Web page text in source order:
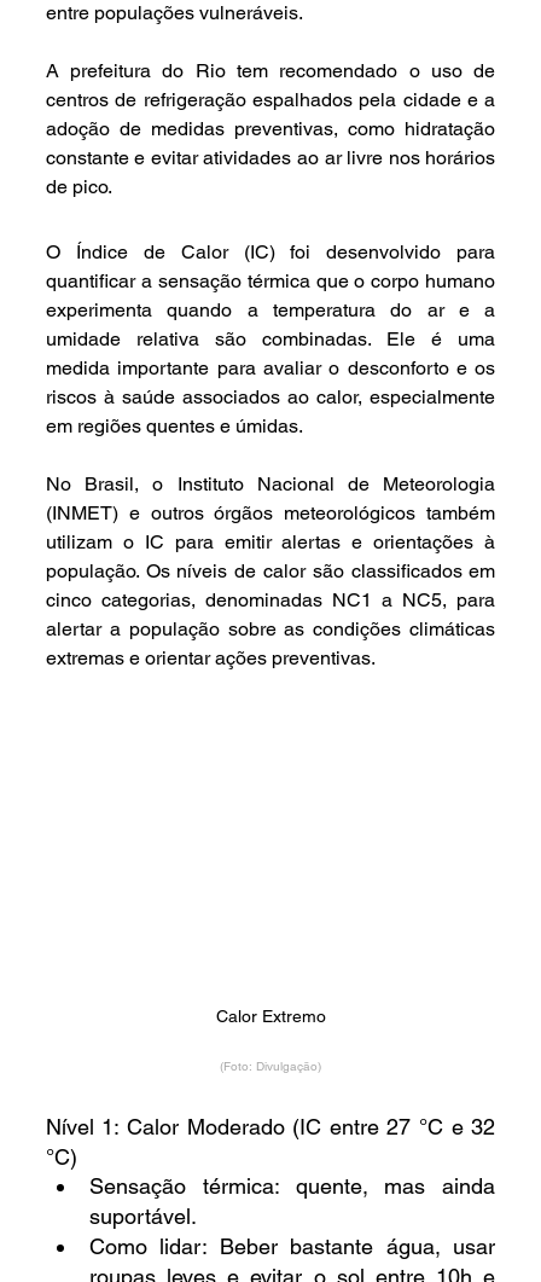
entre populações vulneráveis.
A prefeitura do Rio tem recomendado o uso de
centros de refrigeração espalhados pela cidade e a
adoção de medidas preventivas, como hidratação
constante e evitar atividades ao ar livre nos horários
de pico.
O Índice de Calor (IC) foi desenvolvido para
quantificar a sensação térmica que o corpo humano
experimenta quando a temperatura do ar e a
umidade relativa são combinadas. Ele é uma
medida importante para avaliar o desconforto e os
riscos à saúde associados ao calor, especialmente
em regiões quentes e úmidas.
No Brasil, o Instituto Nacional de Meteorologia
(INMET) e outros órgãos meteorológicos também
utilizam o IC para emitir alertas e orientações à
população. Os níveis de calor são classificados em
cinco categorias, denominadas NC1 a NC5, para
alertar a população sobre as condições climáticas
extremas e orientar ações preventivas.
Calor Extremo
(Foto: Divulgação)
Nível 1: Calor Moderado (IC entre 27 °C e 32
°C)
Sensação térmica: quente, mas ainda
suportável.
Como lidar: Beber bastante água, usar